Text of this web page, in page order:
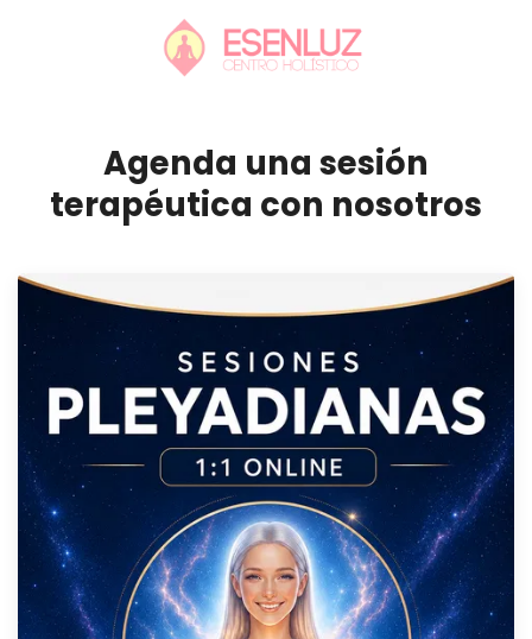
Agenda una sesión
terapéutica con nosotros